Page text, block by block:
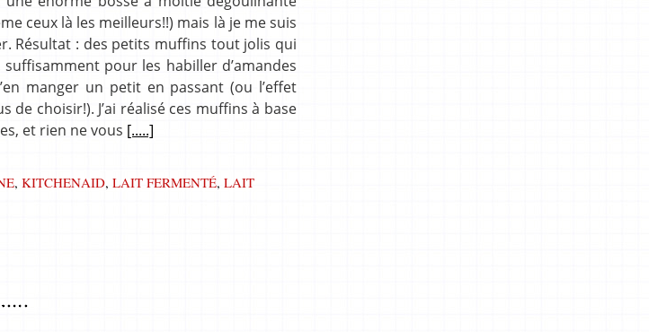
ceux là les meilleurs!!) mais là je me suis
Résultat : des petits muffins tout jolis qui
pour les habiller d’amandes
manger un petit en passant (ou l’effet
choisir!). J’ai réalisé ces muffins à base
et rien ne vous [.....]
, KITCHENAID, LAIT FERMENTÉ, LAIT